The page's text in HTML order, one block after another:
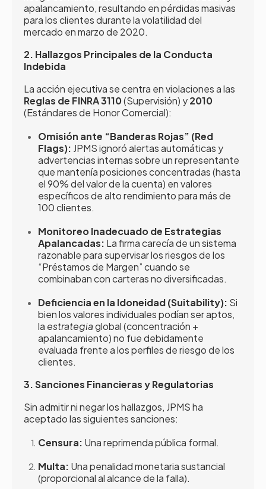
apalancamiento, resultando en pérdidas masivas
para los clientes durante la volatilidad del
mercado en marzo de 2020.
2. Hallazgos Principales de la Conducta
Indebida
La acción ejecutiva se centra en violaciones a las
Reglas de FINRA 3110(Supervisión) y2010
(Estándares de Honor Comercial):
Omisión ante “Banderas Rojas” (Red
Flags): JPMS ignoró alertas automáticas y
advertencias internas sobre un representante
que mantenía posiciones concentradas (hasta
el 90% del valor de la cuenta) en valores
específicos de alto rendimiento para más de
100 clientes.
Monitoreo Inadecuado de Estrategias
Apalancadas: La firma carecía de un sistema
razonable para supervisar los riesgos de los
“Préstamos de Margen” cuando se
combinaban con carteras no diversificadas.
Deficiencia en la Idoneidad (Suitability): Si
bien los valores individuales podían ser aptos,
la estrategiaglobal (concentración +
apalancamiento) no fue debidamente
evaluada frente a los perfiles de riesgo de los
clientes.
3. Sanciones Financieras y Regulatorias
Sin admitir ni negar los hallazgos, JPMS ha
aceptado las siguientes sanciones:
Censura: Una reprimenda pública formal.
Multa: Una penalidad monetaria sustancial
(proporcional al alcance de la falla).